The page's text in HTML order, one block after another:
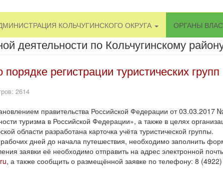
КОЛЬЧУГИНСКОГО ОКРУГА ОРГАНЫ
деятельности по Кольчугинскому
регистрации туристических групп
2614
правительства Российской Федерации от
туризма в Российской Федерации», а также в целях
области разработана карточка учёта туристической группы.
дней до начала путешествия, необходимо заполнить
заявки её необходимо отправить на адрес электронной
, а также сообщить о размещённой заявке по телефону: 8